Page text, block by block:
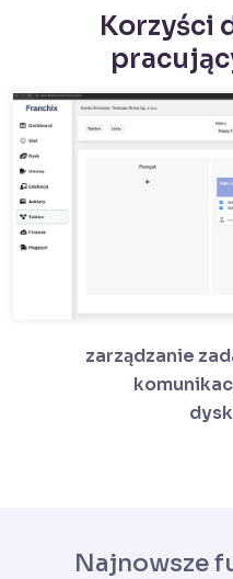
Korzyści
zarządzanie
Najnowsze